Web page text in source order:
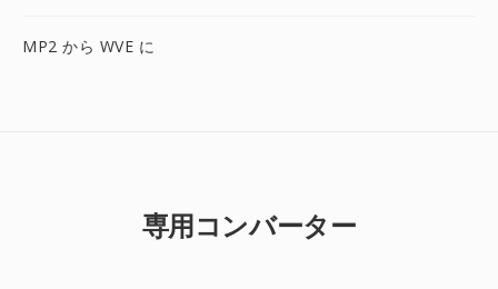
MP2 から WVE に
専用コンバーター